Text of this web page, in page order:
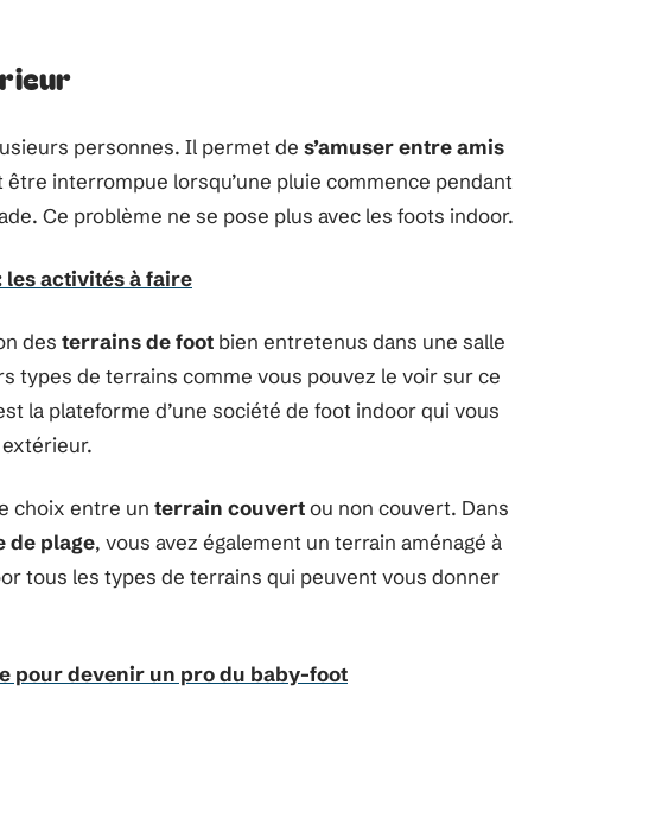
personnes. Il permet de s’amuser entre amis
interrompue lorsqu’une pluie commence pendant
Ce problème ne se pose plus avec les foots indoor.
les activités à faire
des terrains de foot bien entretenus dans une salle
types de terrains comme vous pouvez le voir sur ce
la plateforme d’une société de foot indoor qui vous
choix entre un terrain couvertou non couvert. Dans
de plage, vous avez également un terrain aménagé à
tous les types de terrains qui peuvent vous donner
pour devenir un pro du baby-foot